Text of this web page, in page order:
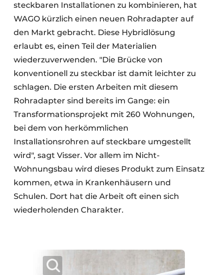
steckbaren Installationen zu kombinieren, hat
WAGO kürzlich einen neuen Rohradapter auf
den Markt gebracht. Diese Hybridlösung
erlaubt es, einen Teil der Materialien
wiederzuverwenden. "Die Brücke von
konventionell zu steckbar ist damit leichter zu
schlagen. Die ersten Arbeiten mit diesem
Rohradapter sind bereits im Gange: ein
Transformationsprojekt mit 260 Wohnungen,
bei dem von herkömmlichen
Installationsrohren auf steckbare umgestellt
wird", sagt Visser. Vor allem im Nicht-
Wohnungsbau wird dieses Produkt zum Einsatz
kommen, etwa in Krankenhäusern und
Schulen. Dort hat die Arbeit oft einen sich
wiederholenden Charakter.